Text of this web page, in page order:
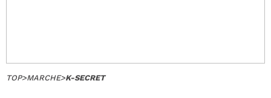
TOP>MARCHE>K-SECRET